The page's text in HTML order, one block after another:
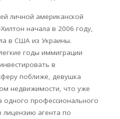
личной американской
начала в 2006 году,
в США из Украины.
годы иммиграции
в
поближе, девушка
недвижимости, что уже
одного профессионального
агента по